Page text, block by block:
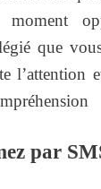
que
l’attention
par